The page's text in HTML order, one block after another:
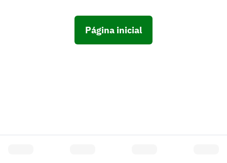
Página inicial